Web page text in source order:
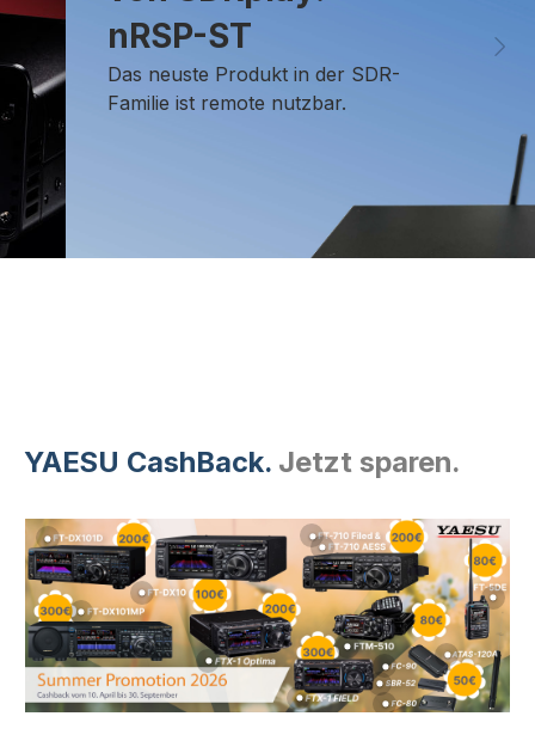
nRSP-ST
Das neuste Produkt in der SDR-
Familie ist remote nutzbar.
YAESU CashBack. Jetzt sparen.